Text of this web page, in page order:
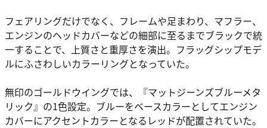
フェアリングだけでなく、フレームや足まわり、マフラー、
エンジンのヘッドカバーなどの細部に至るまでブラックで統
一することで、上質さと重厚さを演出。フラッグシップモデ
ルにふさわしいカラーリングとなっていた。
無印のゴールドウイングでは、『マットジーンズブルーメタ
リック』の1色設定。ブルーをベースカラーとしてエンジン
カバーにアクセントカラーとなるレッドが配置されていた。